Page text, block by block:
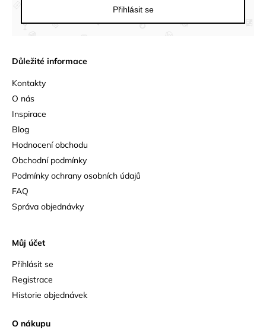
Důležité informace
Kontakty
O nás
Inspirace
Blog
Hodnocení obchodu
Obchodní podmínky
Podmínky ochrany osobních údajů
FAQ
Správa objednávky
Můj účet
Přihlásit se
Registrace
Historie objednávek
O nákupu
Přihlásit se